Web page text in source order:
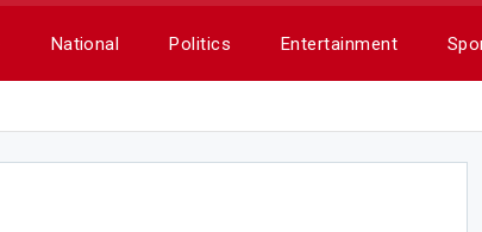
National Politics Entertainment